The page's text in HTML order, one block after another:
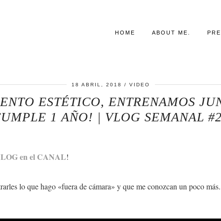
HOME ABOUT ME.
18 ABRIL, 2018 VIDEO
ESTÉTICO, ENTRENAMOS
1 AÑO! | VLOG SEMANAL
en el CANAL!
lo que hago «fuera de cámara» y que me conozcan un poco más.